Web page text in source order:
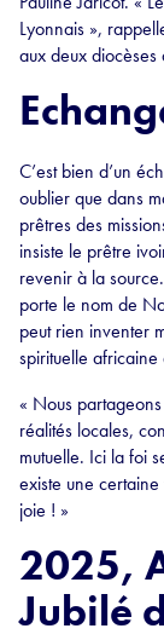
Lyonnais »,
aux deux
C’est bien d’un
oublier que dans
prêtres des
insiste le prêtre
revenir à la
porte le nom de
peut rien inventer
spirituelle
« Nous
réalités locales,
mutuelle. Ici la foi
existe une
joie ! »
2025,
Jubilé